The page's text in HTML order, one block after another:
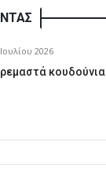
2026
κουδούνια